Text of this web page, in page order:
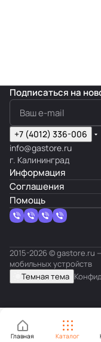
Главная Каталог
Подписаться на
+7 (4012) 336-006
info@gastore.ru
г. Калининград
Информация
Соглашения
Помощь
2015-2026 © gastore.ru
мобильных устройств
Темная тема